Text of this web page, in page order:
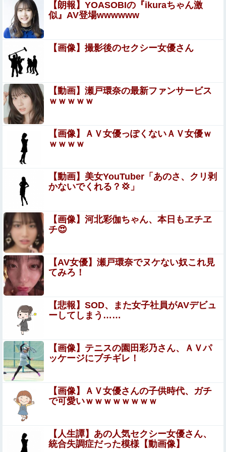
ティション、人手、宿泊施設の不足や、...
【悲報】札幌オリンピック、８割が賛成・・・・
福岡県議会「海外旅行じゃない、海外活動だ！」→視
察費2.65億円公開で再炎上ｗｗｗ
彼氏「俺の親は毒親。だから結婚しても一切関わらなくて
いい」私「うん」彼氏「そのかわり俺もお前の親と一切関
わらない。結婚の挨拶にも行かない」私「えっ」
【画像】福原遥さん、意外とお胸ある
【有能】政府「トラックはサービスエリア利用有料化すれ
ばサボらず走るし流問題解決じゃね？」
【朗報】 爆胸の気象予報士さん、NHKから解き
放たれる
井上清華アナ 透けニットで胸くっきり！！
岡田斗司夫「人間の本音としてブサイクを見たら不愉快に
なる。この責任をどうとるんだ」
【画像】飯尾夏帆アナ、白いポロシャツから乳房が飛び出
してしまうｗｗｗｗｗｗｗ他
パパ活不倫を暴露された大物芸人さん(63)、晒されたLINE
が面白すぎるｗｗｗｗｗｗｗｗｗ(画像ｱﾘ)
【速報】熊本イオンモール、爆発の原因は『これ』の可能
【悲報】Amazon、デザイン改悪か
元【画像】ジャンプの漫画家・西義之先生、エ●チすぎる
「八尺様」の新作エ□漫画を描く
【悲報】射殺されたオッサン、最近母を亡くして精神的シ
ョックを受けていたと判明・・・
れいわ新選組、党名変更を発表 新党名は...
【朗報】YOASOBIの『ikuraちゃん激
似』AV登場wwwwww
【画像】撮影後のセクシー女優さん
【動画】瀬戸環奈の最新ファンサービス
ｗｗｗｗｗ
【画像】ＡＶ女優っぽくないＡＶ女優ｗ
ｗｗｗｗ
【動画】美女YouTuber「あのさ、クリ剥
かないでくれる？💢」
【画像】河北彩伽ちゃん、本日もヱチヱ
チ😍
【AV女優】瀬戸環奈でヌケない奴これ見
てみろ！
【悲報】SOD、また女子社員がAVデビュ
ーしてしまう……
【画像】テニスの園田彩乃さん、ＡＶパ
ッケージにブチギレ！
【画像】ＡＶ女優さんの子供時代、ガチ
で可愛いｗｗｗｗｗｗｗｗ
【人生譚】あの人気セクシー女優さん、
統合失調症だった模様【動画像】